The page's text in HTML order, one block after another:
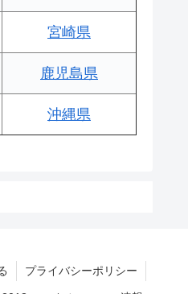
宮崎県
鹿児島県
沖縄県
プライバシーポリシー